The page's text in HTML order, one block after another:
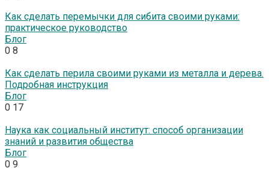
Как сделать перемычки для сибита своими руками:
практическое руководство
Блог
0 8
Как сделать перила своими руками из металла и дерева.
Подробная инструкция
Блог
0 17
Наука как социальный институт: способ организации
знаний и развития общества
Блог
0 9